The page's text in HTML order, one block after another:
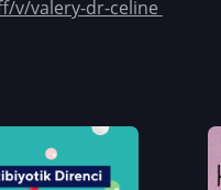
v/valery-dr-celine